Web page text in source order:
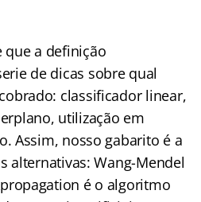
que a definição
de dicas sobre qual
classificador linear,
utilização em
Assim, nosso gabarito é a
alternativas: Wang-Mendel
é o algoritmo